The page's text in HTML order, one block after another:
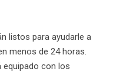
listos para ayudarle a
menos de 24 horas.
con los